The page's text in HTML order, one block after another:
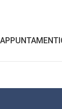
APPUNTAMENTI